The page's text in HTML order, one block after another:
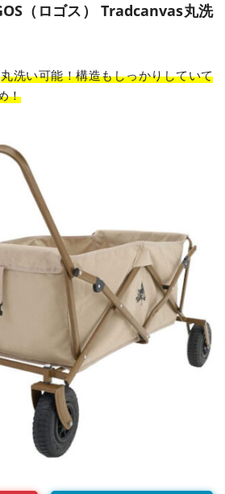
（ロゴス） Tradcanvas丸洗
丸洗い可能！構造もしっかりしていて
！